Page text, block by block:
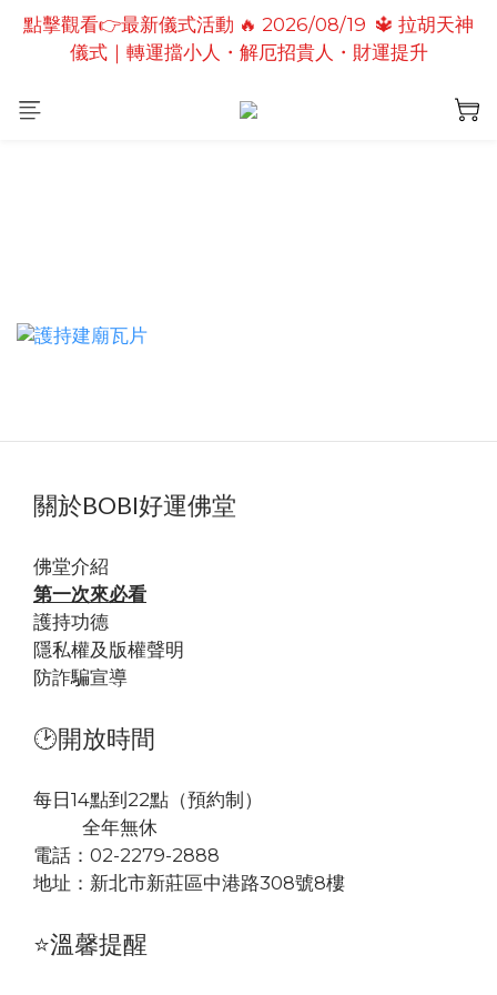
點擊觀看👉最新儀式活動🔥2026/08/19 💗2026七夕
情定善緣桃花燈｜泰國高僧祈願點燈儀式
點擊觀看👉最新儀式活動 🔥 2026/08/19  🔱 拉胡天神
儀式｜轉運擋小人・解厄招貴人・財運提升
點擊觀看👉最新儀式活動🔥 2026/08/31 💖愛神儀式
關於BOBI好運佛堂
佛堂介紹
第一次來必看
護持功德
隱私權及版權聲明
防詐騙宣導
🕑開放時間
每日14點到22點（預約制）
全年無休
電話：02-2279-2888
地址： 新北市新莊區中港路308號8樓
⭐溫馨提醒